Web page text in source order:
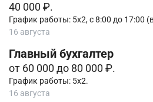
40 000 ₽.
График работы: 5х2, с 8:00 до 17:00
16 августа
Главный бухгалтер
от 60 000 до 80 000 ₽.
График работы: 5х2.
16 августа